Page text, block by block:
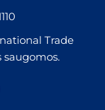
Trade
saugomos.